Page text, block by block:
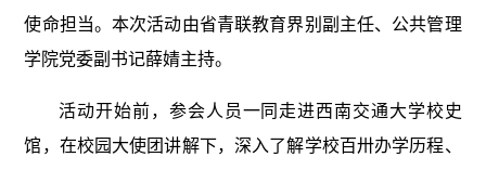
使命担当。本次活动由省青联教育界别副主任、公共管理
学院党委副书记薛婧主持。
活动开始前，参会人员一同走进西南交通大学校史
馆，在校园大使团讲解下，深入了解学校百卅办学历程、